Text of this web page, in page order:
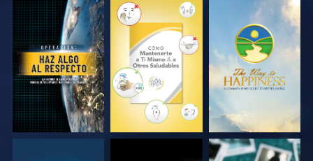
VE VE VE